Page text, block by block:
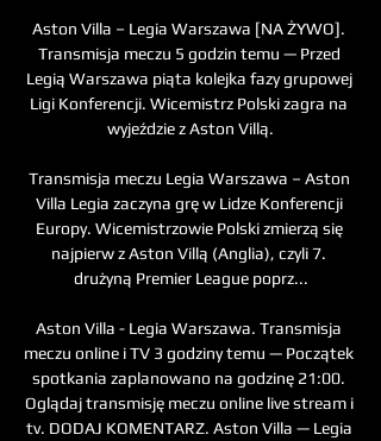
Aston Villa – Legia Warszawa [NA ŻYWO].
Transmisja meczu 5 godzin temu — Przed
Legią Warszawa piąta kolejka fazy grupowej
Ligi Konferencji. Wicemistrz Polski zagra na
wyjeździe z Aston Villą.
Transmisja meczu Legia Warszawa – Aston
Villa Legia zaczyna grę w Lidze Konferencji
Europy. Wicemistrzowie Polski zmierzą się
najpierw z Aston Villą (Anglia), czyli 7.
drużyną Premier League poprz...
Aston Villa - Legia Warszawa. Transmisja
meczu online i TV 3 godziny temu — Początek
spotkania zaplanowano na godzinę 21:00.
Oglądaj transmisję meczu online live stream i
tv. DODAJ KOMENTARZ. Aston Villa — Legia